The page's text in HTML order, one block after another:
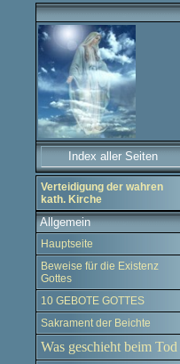
Index aller Seiten
Verteidigung der wahren
kath. Kirche
Allgemein
Hauptseite
Beweise für die Existenz
Gottes
10 GEBOTE GOTTES
Sakrament der Beichte
Was geschieht beim Tod